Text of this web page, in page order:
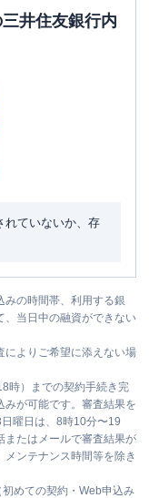
井住友銀行内
れていないか、存
みの時間帯、利用する銀
、当日中の融資ができない
によりご希望に添えない場
時）までの契約手続き完
みが可能です。審査結果を
曜日は、8時10分〜19
またはメールで審査結果が
ンテナンス時間等を除き
めての契約・Web申込み